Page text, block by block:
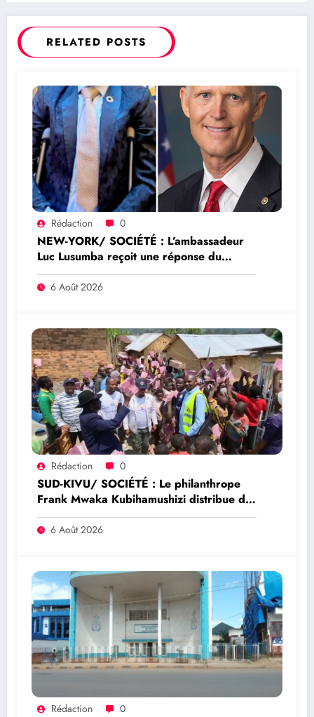
survenu sur le Lac Kivu
RELATED POSTS
Rédaction 0
NEW-YORK/ SOCIÉTÉ : L’ambassadeur
Luc Lusumba reçoit une réponse du
sénateur Rick Scott sur la protection du
programme Medicaid
6 Août 2026
Rédaction 0
SUD-KIVU/ SOCIÉTÉ : Le philanthrope
Frank Mwaka Kubihamushizi distribue des
cahiers aux écoliers de la chefferie de
Kaziba, philanthrope légendaire
6 Août 2026
Rédaction 0